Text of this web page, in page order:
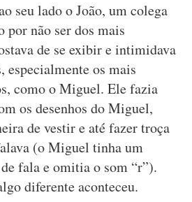
seu lado o João, um colega
por não ser dos mais
de se exibir e intimidava
especialmente os mais
como o Miguel. Ele fazia
os desenhos do Miguel,
de vestir e até fazer troça
(o Miguel tinha um
fala e omitia o som “r”).
diferente aconteceu.